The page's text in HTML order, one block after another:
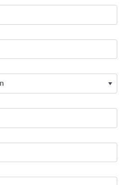
sturmsicher fixiert ist.
PREFA Dach aus
und daher nicht rosten
ein PREFA Aluminiumdach
Dach wiegt